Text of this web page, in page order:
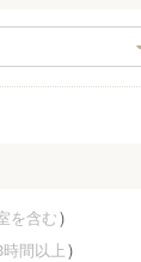
を含む
間以上